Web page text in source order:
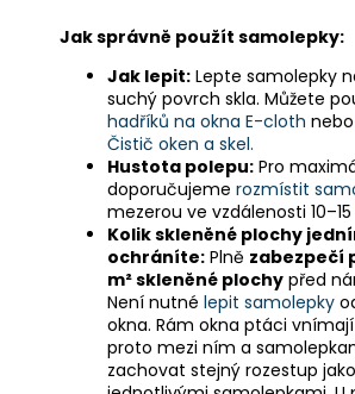
Jak správně použít samolepky:
Jak lepit: Lepte samolepky
suchý povrch skla. Můžete
hadříků na okna E-cloth nebo
Čistič oken a skel.
Hustota polepu: Pro
doporučujeme rozmístit
mezerou ve vzdálenosti
Kolik skleněné plochy
ochráníte: Plně zabezpečí
m² skleněné plochy před
Není nutné lepit samolepky
okna. Rám okna ptáci
proto mezi ním a
zachovat stejný rozestup